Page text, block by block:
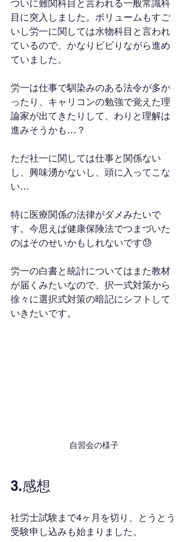
ついに難関科目と言われる一般常識科
目に突入しました。ボリュームもすご
いし労一に関しては水物科目と言われ
ているので、かなりビビりながら進め
ていました。
労一は仕事で馴染みのある法令が多か
ったり、キャリコンの勉強で覚えた理
論家が出てきたりして、わりと理解は
進みそうかも…？
ただ社一に関しては仕事と関係ない
し、興味湧かないし、頭に入ってこな
い…
特に医療関係の法律がダメみたいで
す。今思えば健康保険法でつまづいた
のはそのせいかもしれないです😓
労一の白書と統計についてはまた教材
が届くみたいなので、択一式対策から
徐々に選択式対策の暗記にシフトして
いきたいです。
自習会の様子
3.感想
社労士試験まで4ヶ月を切り、とうとう
受験申し込みも始まりました。